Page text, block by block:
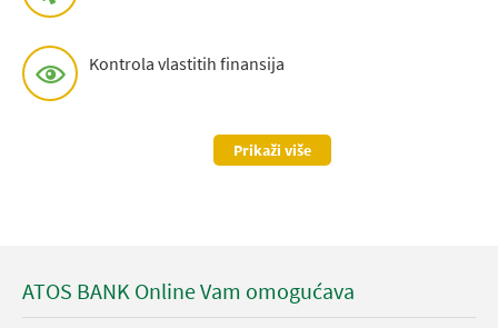
Kontrola vlastitih finansija
Prikaži više
ATOS BANK Online Vam omogućava